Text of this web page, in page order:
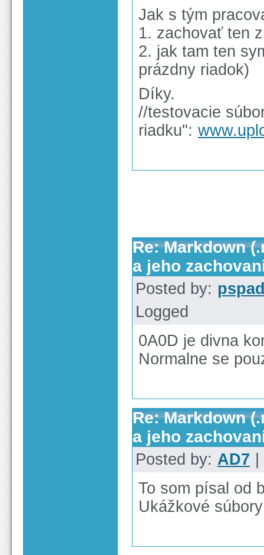
Jak s tým
1. zachovať ten
2. jak tam ten
prázdny riadok)
Díky.
//testovacie
riadku":
Re: Markdown
a jeho
Posted by:
Logged
0A0D je divna
Normalne se
Re: Markdown
a jeho
Posted by: AD7
To som písal od
Ukážkové